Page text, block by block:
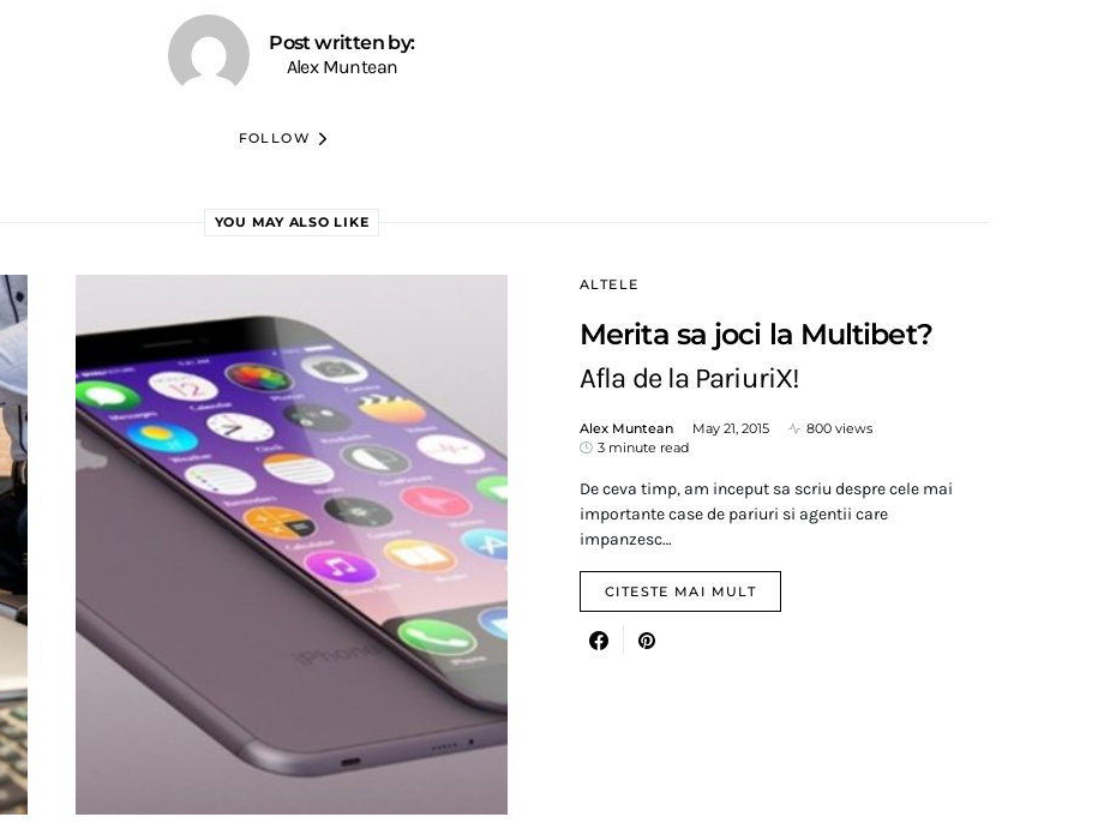
Post written by:
Alex Muntean
FOLLOW
YOU MAY ALSO LIKE
ALTELE
Merita sa joci la Multibet?
Afla de la PariuriX!
Alex Muntean May 21, 2015
800 views
3 minute read
De ceva timp, am inceput sa scriu despre cele mai
importante case de pariuri si agentii care
impanzesc…
CITESTE MAI MULT